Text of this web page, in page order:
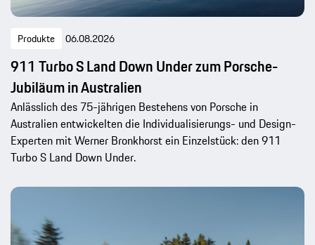
Produkte 06.08.2026
911 Turbo S Land Down Under zum Porsche-
Jubiläum in Australien
Anlässlich des 75-jährigen Bestehens von Porsche in
Australien entwickelten die Individualisierungs- und Design-
Experten mit Werner Bronkhorst ein Einzelstück: den 911
Turbo S Land Down Under.